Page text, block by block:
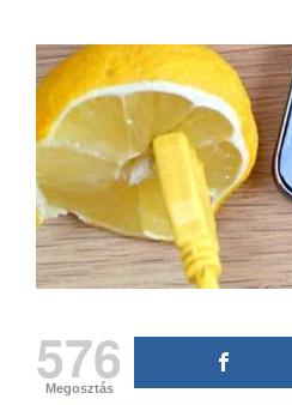
576
Megosztás